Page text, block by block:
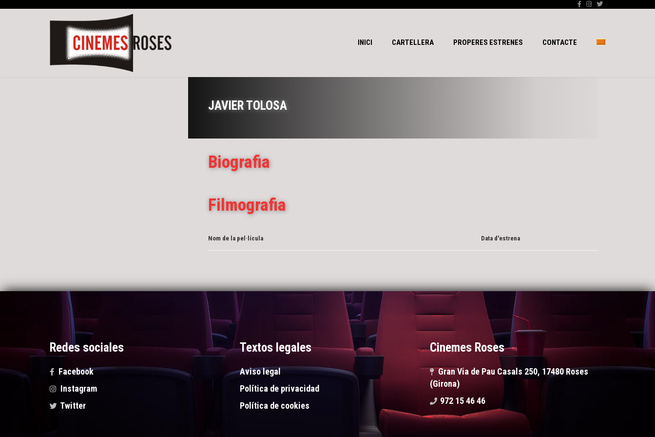
INICI CARTELLERA PROPERES ESTRENES CONTACTE
JAVIER TOLOSA
Biografia
Filmografia
Nom de la pel·lícula Data d'estrena
Redes sociales
Facebook
Instagram
Twitter
Textos legales
Aviso legal
Política de privacidad
Política de cookies
Cinemes Roses
Gran Via de Pau Casals 250, 17480 Roses
(Girona)
972 15 46 46